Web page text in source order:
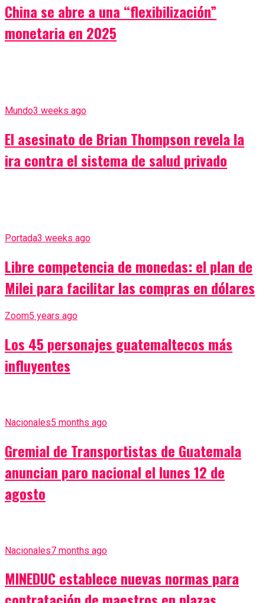
China se abre a una “flexibilización”
monetaria en 2025
Mundo3 weeks ago
El asesinato de Brian Thompson revela la
ira contra el sistema de salud privado
Portada3 weeks ago
Libre competencia de monedas: el plan de
Milei para facilitar las compras en dólares
Zoom5 years ago
Los 45 personajes guatemaltecos más
influyentes
Nacionales5 months ago
Gremial de Transportistas de Guatemala
anuncian paro nacional el lunes 12 de
agosto
Nacionales7 months ago
MINEDUC establece nuevas normas para